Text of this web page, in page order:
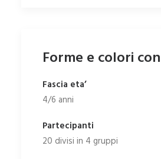
Forme e colori
Fascia eta’
4/6 anni
Partecipanti
20 divisi in 4 gruppi